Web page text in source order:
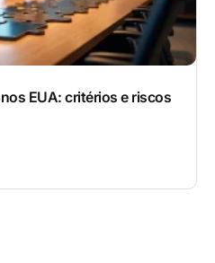
EUA: critérios e riscos